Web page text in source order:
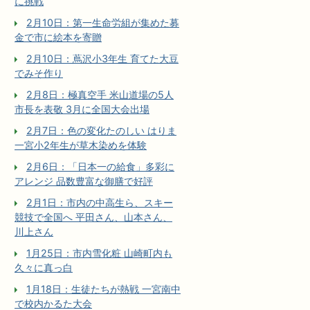
2月10日：第一生命労組が集めた募
金で市に絵本を寄贈
2月10日：蔦沢小3年生 育てた大豆
でみそ作り
2月8日：極真空手 米山道場の5人
市長を表敬 3月に全国大会出場
2月7日：色の変化たのしい はりま
一宮小2年生が草木染めを体験
2月6日：「日本一の給食」多彩に
アレンジ 品数豊富な御膳で好評
2月1日：市内の中高生ら、スキー
競技で全国へ 平田さん、山本さん、
川上さん
1月25日：市内雪化粧 山崎町内も
久々に真っ白
1月18日：生徒たちが熱戦 一宮南中
で校内かるた大会